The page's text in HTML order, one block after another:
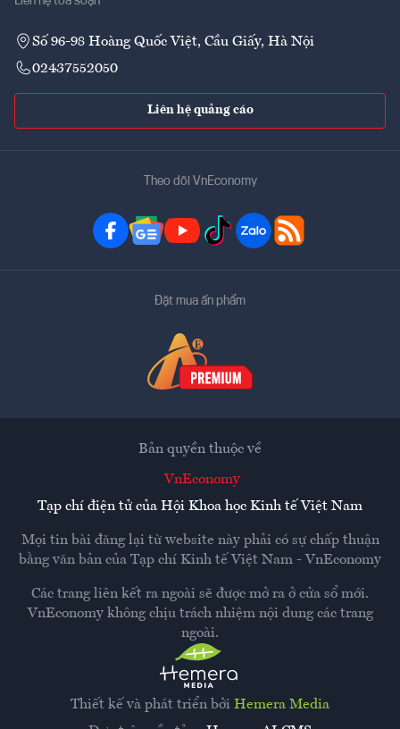
Số 96-98 Hoàng Quốc Việt, Cầu Giấy, Hà Nội
02437552050
Liên hệ quảng cáo
Theo dõi VnEconomy
Đặt mua ấn phẩm
Thiết kế và phát triển bởi Hemera Media
Bản quyền thuộc về
VnEconomy
Tạp chí điện tử của Hội Khoa học Kinh tế Việt Nam
Mọi tin bài đăng lại từ website này phải có sự chấp thuận
bằng văn bản của Tạp chí Kinh tế Việt Nam - VnEconomy
Các trang liên kết ra ngoài sẽ được mở ra ở cửa sổ mới.
VnEconomy không chịu trách nhiệm nội dung các trang
ngoài.